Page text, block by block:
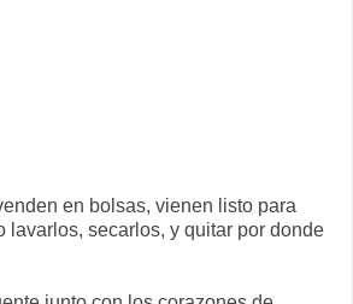
en bolsas, vienen listo para
lavarlos, secarlos, y quitar por donde